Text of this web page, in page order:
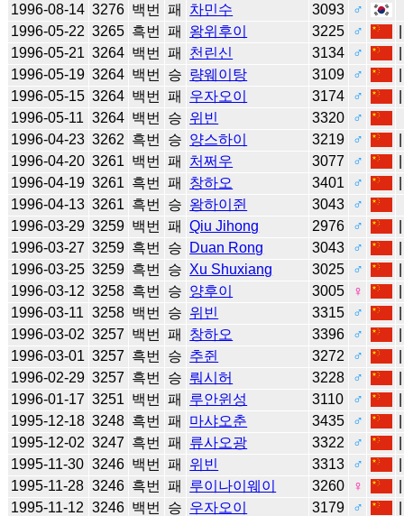
1996-08-14 3276 백번 패 차민수 3093
♂
1996-05-22 3265 흑번 패 왕위후이 3225 ♂
1996-05-21 3264 백번 패 천린신 3134 ♂
1996-05-19 3264 백번 승 량웨이탕 3109 ♂
1996-05-15 3264 백번 패 우자오이 3174 ♂
1996-05-11 3264 백번 승 위빈 3320
♂
1996-04-23 3262 흑번 승 양스하이 3219 ♂
1996-04-20 3261 백번 패 처쩌우 3077 ♂
1996-04-19 3261 흑번 패 창하오 3401 ♂
1996-04-13 3261 흑번 승 왕하이쥔 3043
♂
1996-03-29 3259 백번 패 Qiu Jihong 2976 ♂
1996-03-27 3259 흑번 승 Duan Rong 3043 ♂
1996-03-25 3259 흑번 승 Xu Shuxiang 3025 ♂
1996-03-12 3258 흑번 승 양후이 3005 ♀
1996-03-11 3258 백번 승 위빈 3315 ♂
1996-03-02 3257 백번 패 창하오 3396 ♂
1996-03-01 3257 흑번 승 추쥔 3272 ♂
1996-02-29 3257 흑번 승 뤄시허 3228 ♂
1996-01-17 3251 백번 패 루안윈성 3110 ♂
1995-12-18 3248 흑번 패 마샤오춘 3435 ♂
1995-12-02 3247 흑번 패 류사오광 3322 ♂
1995-11-30 3246 백번 패 위빈 3313 ♂
1995-11-28 3246 흑번 패 루이나이웨이 3260 ♀
1995-11-12 3246 백번 승 우자오이 3179 ♂